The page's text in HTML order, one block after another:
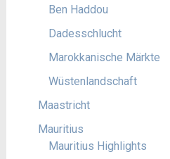
Ben Haddou
Dadesschlucht
Marokkanische Märkte
Wüstenlandschaft
Maastricht
Mauritius
Mauritius Highlights